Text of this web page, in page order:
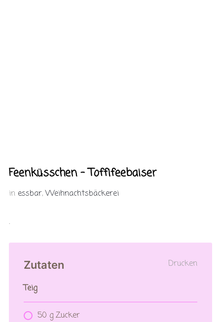
Feenküsschen – Toffifeebaiser
in essbar,Weihnachtsbäckerei
.
Drucken
Zutaten
Teig
50 g Zucker